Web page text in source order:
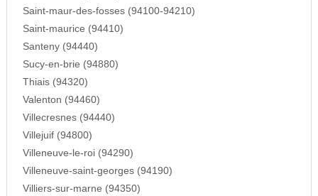
Saint-maur-des-fosses (94100-94210)
Saint-maurice (94410)
Santeny (94440)
Sucy-en-brie (94880)
Thiais (94320)
Valenton (94460)
Villecresnes (94440)
Villejuif (94800)
Villeneuve-le-roi (94290)
Villeneuve-saint-georges (94190)
Villiers-sur-marne (94350)